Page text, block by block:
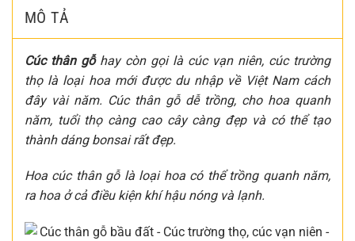
MÔ TẢ
Cúc thân gỗhay còn gọi là cúc vạn niên, cúc trường
thọ là loại hoa mới được du nhập về Việt Nam cách
đây vài năm. Cúc thân gỗ dễ trồng, cho hoa quanh
năm, tuổi thọ càng cao cây càng đẹp và có thể tạo
thành dáng bonsai rất đẹp.
Hoa cúc thân gỗ là loại hoa có thể trồng quanh năm,
ra hoa ở cả điều kiện khí hậu nóng và lạnh.